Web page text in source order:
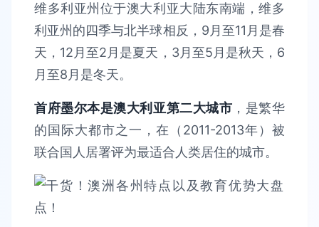
维多利亚州位于澳大利亚大陆东南端，维多
利亚州的四季与北半球相反，9月至11月是春
天，12月至2月是夏天，3月至5月是秋天，6
月至8月是冬天。
首府墨尔本是澳大利亚第二大城市 ，是繁华
的国际大都市之一，在（2011-2013年）被
联合国人居署评为最适合人类居住的城市。